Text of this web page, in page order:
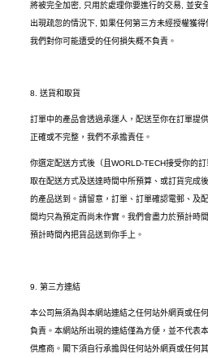
將被完全加密
只用於處理你要進行的交易
並安
出現疏忽的情況下 如果任何第三方未經授權獲
我們對你可能遭受的任何損失概不負責。
8. 送貨和取貨
訂單中的產品會透過承運人，配送至你在訂單提
正確或不完整，我們不承擔責任。
你選定配送方式後（且WORLD-TECH接受你的
取在配送方式及送達時間中所預算、或訂貨完成
的產品送到。請留意，訂單、訂單確認電郵、及
間均只為預定而尚未作實。我們會盡力於預計時
預計時間內把貨品送到你手上。
9. 第三方連結
本公司無須為與本網站連結之任何站外網頁或任
負責。本網站所出現的連結僅為方便，並不代表
供應商。閣下須自行承擔與任何站外網頁或任何